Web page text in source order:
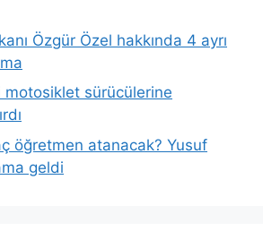
Özgür Özel hakkında 4 ayrı
motosiklet sürücülerine
öğretmen atanacak? Yusuf
geldi